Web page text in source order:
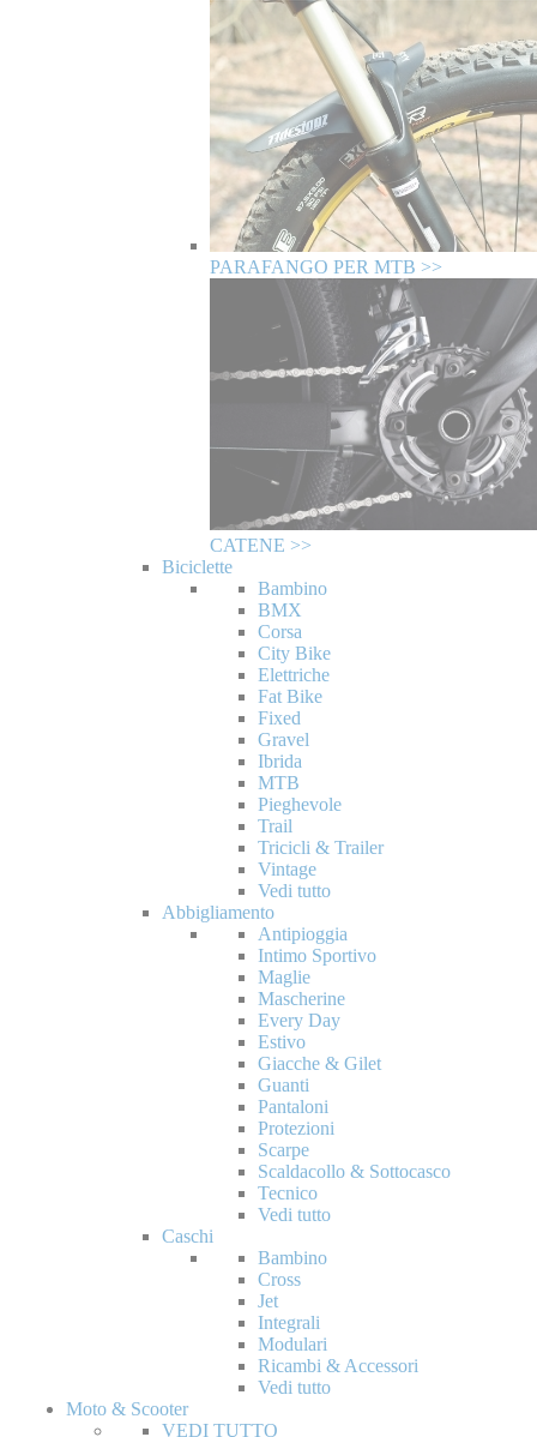
PARAFANGO PER MTB >>
CATENE >>
Biciclette
Bambino
BMX
Corsa
City Bike
Elettriche
Fat Bike
Fixed
Gravel
Ibrida
MTB
Pieghevole
Trail
Tricicli & Trailer
Vintage
Vedi tutto
Abbigliamento
Antipioggia
Intimo Sportivo
Maglie
Mascherine
Every Day
Estivo
Giacche & Gilet
Guanti
Pantaloni
Protezioni
Scarpe
Scaldacollo & Sottocasco
Tecnico
Vedi tutto
Caschi
Bambino
Cross
Jet
Integrali
Modulari
Ricambi & Accessori
Vedi tutto
Moto & Scooter
VEDI TUTTO